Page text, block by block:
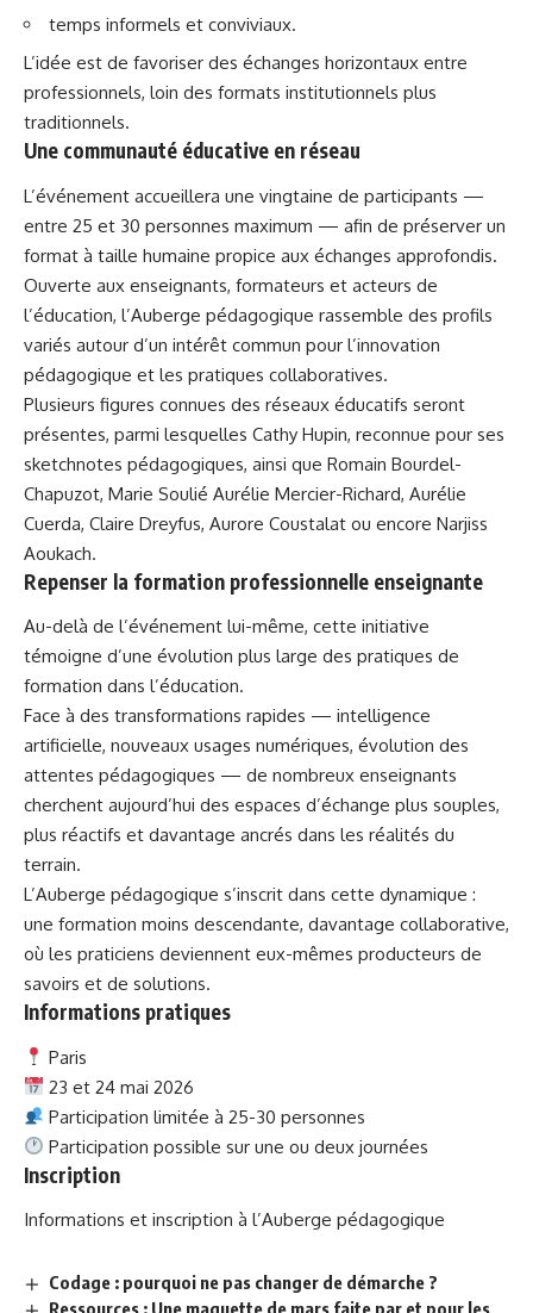
temps informels et conviviaux.
L’idée est de favoriser des échanges horizontaux entre
professionnels, loin des formats institutionnels plus
traditionnels.
Une communauté éducative en réseau
L’événement accueillera une vingtaine de participants —
entre 25 et 30 personnes maximum — afin de préserver un
format à taille humaine propice aux échanges approfondis.
Ouverte aux enseignants, formateurs et acteurs de
l’éducation, l’Auberge pédagogique rassemble des profils
variés autour d’un intérêt commun pour l’innovation
pédagogique et les pratiques collaboratives.
Plusieurs figures connues des réseaux éducatifs seront
présentes, parmi lesquelles Cathy Hupin, reconnue pour ses
sketchnotes pédagogiques, ainsi que Romain Bourdel-
Chapuzot, Marie Soulié Aurélie Mercier-Richard, Aurélie
Cuerda, Claire Dreyfus, Aurore Coustalat ou encore Narjiss
Aoukach.
Repenser la formation professionnelle enseignante
Au-delà de l’événement lui-même, cette initiative
témoigne d’une évolution plus large des pratiques de
formation dans l’éducation.
Face à des transformations rapides — intelligence
artificielle, nouveaux usages numériques, évolution des
attentes pédagogiques — de nombreux enseignants
cherchent aujourd’hui des espaces d’échange plus souples,
plus réactifs et davantage ancrés dans les réalités du
terrain.
L’Auberge pédagogique s’inscrit dans cette dynamique :
une formation moins descendante, davantage collaborative,
où les praticiens deviennent eux-mêmes producteurs de
savoirs et de solutions.
Informations pratiques
Paris
23 et 24 mai 2026
Participation limitée à 25-30 personnes
Participation possible sur une ou deux journées
Inscription
Informations et inscription à l’Auberge pédagogique
Codage : pourquoi ne pas changer de démarche ?
Ressources : Une maquette de mars faite par et pour les